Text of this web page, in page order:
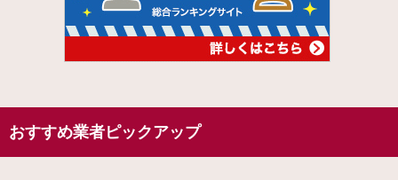
おすすめ業者ピックアップ